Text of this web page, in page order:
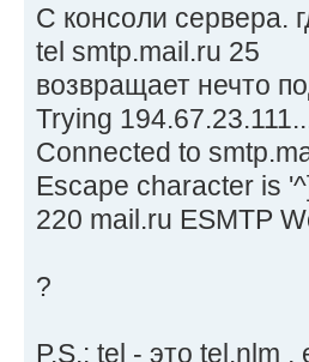
С консоли сервера.
tel smtp.mail.ru 25
возвращает нечто
Trying
Connected to
Escape character is
220 mail.ru ESMTP
?
P.S.: tel - это tel.nlm ,